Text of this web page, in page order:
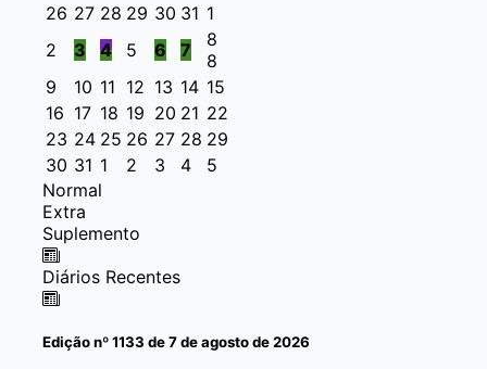
26 27 28 29 30 31 1
2
3 4 5 6 7
8
8
9
10 11 12 13 14 15
16 17 18 19 20 21 22
23 24 25 26 27 28 29
30 31 1 2 3 4
5
Normal
Extra
Suplemento
Diários Recentes
Ediçãonº 1133 de 7 de agosto de 2026